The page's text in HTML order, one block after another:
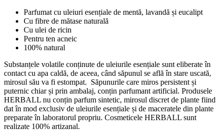
Parfumat cu uleiuri esențiale de mentă, lavandă și eucalipt
Cu fibre de mătase naturală
Cu ulei de ricin
Pentru ten acneic
100% natural
Substanțele volatile conținute de uleiurile esențiale sunt eliberate în
contact cu apa caldă, de aceea, când săpunul se află în stare uscată,
mirosul său va fi estompat. Săpunurile care miros persistent și
puternic chiar și prin ambalaj, conțin parfumant artificial. Produsele
HERBALL nu conțin parfum sintetic, mirosul discret de plante fiind
dat în mod exclusiv de uleiurile esențiale și de maceratele din plante
preparate în laboratorul propriu. Cosmeticele HERBALL sunt
realizate 100% artizanal.